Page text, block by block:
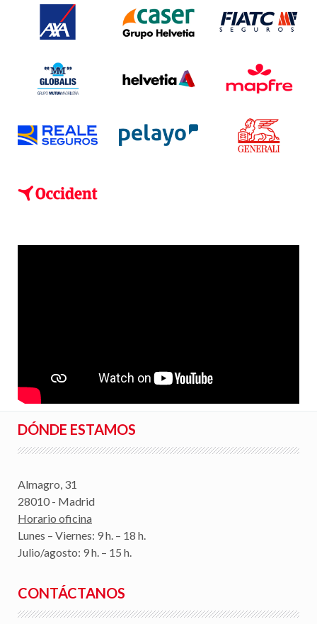
DÓNDE ESTAMOS
Almagro, 31
28010 - Madrid
Horario oficina
Lunes – Viernes: 9 h. – 18 h.
Julio/agosto: 9 h. – 15 h.
CONTÁCTANOS